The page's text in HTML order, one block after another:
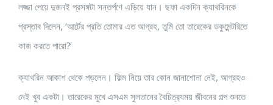
লজ্জা পেয়ে দুজনই প্রসঙ্গটা সন্তর্পণে এড়িয়ে যান। ছফা একদিন ক্যাথরিনকে
প্রস্তাব দিলেন, ‘আর্টের প্রতি তোমার এত আগ্রহ, তুমি তো তারেকের ডকুমেন্টরিতে
কাজ করতে পারো?’
ক্যাথরিন আকাশ থেকে পড়লেন। ফিল্ম নিয়ে তার কোন জানাশোনা নেই, আগ্রহও
নেই খুব একটা। তারেকের মুখে এসএম সুলতানের বৈচিত্র‍্যময় জীবনের গল্প শুনতে